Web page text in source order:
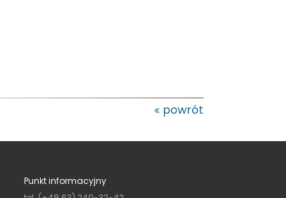
powrót
Punkt informacyjny